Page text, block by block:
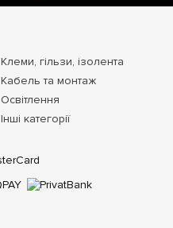
Клеми, гільзи, ізолента
Кабель та монтаж
Освітлення
Інші категорії